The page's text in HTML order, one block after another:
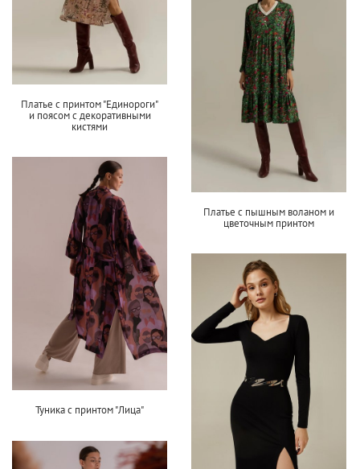
Платье с принтом "Единороги"
и поясом с декоративными
кистями
Платье с пышным воланом и
цветочным принтом
Туника с принтом "Лица"